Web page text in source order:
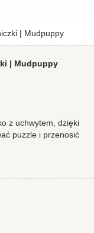
| Mudpuppy
| Mudpuppy
z uchwytem, dzięki
puzzle i przenosić
i gwarantują